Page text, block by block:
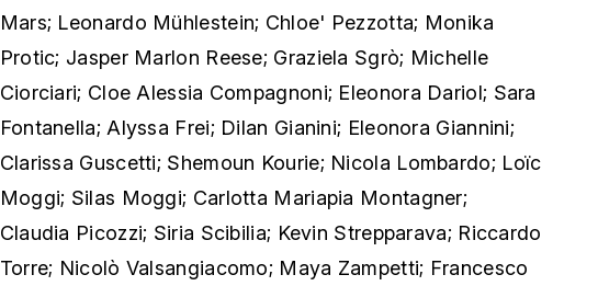
Mars; Leonardo Mühlestein; Chloe' Pezzotta; Monika
Protic; Jasper Marlon Reese; Graziela Sgrò; Michelle
Ciorciari; Cloe Alessia Compagnoni; Eleonora Dariol; Sara
Fontanella; Alyssa Frei; Dilan Gianini; Eleonora Giannini;
Clarissa Guscetti; Shemoun Kourie; Nicola Lombardo; Loïc
Moggi; Silas Moggi; Carlotta Mariapia Montagner;
Claudia Picozzi; Siria Scibilia; Kevin Strepparava; Riccardo
Torre; Nicolò Valsangiacomo; Maya Zampetti; Francesco